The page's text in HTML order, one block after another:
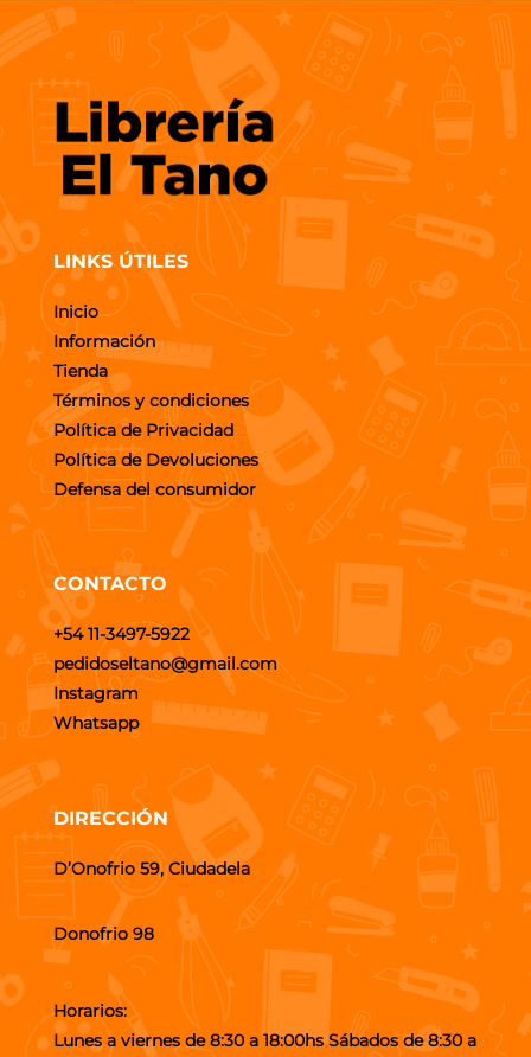
LINKS ÚTILES
Inicio
Información
Tienda
Términos y condiciones
Política de Privacidad
Política de Devoluciones
Defensa del consumidor
CONTACTO
+54 11-3497-5922
pedidoseltano@gmail.com
Instagram
Whatsapp
DIRECCIÓN
D’Onofrio 59, Ciudadela
Donofrio 98
Horarios:
Lunes a viernes de 8:30 a 18:00hs Sábados de 8:30 a